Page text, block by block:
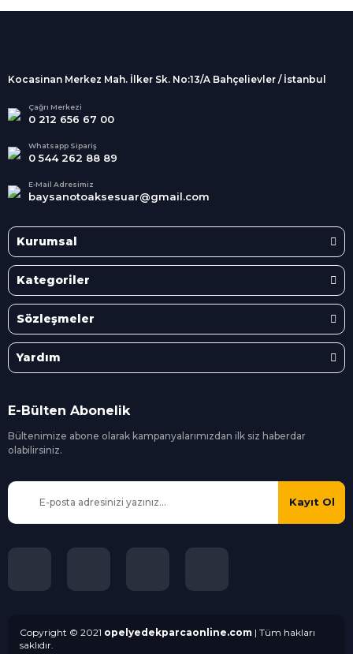
Alışveriş
kargolanmaktadır.
Tüm Kredi Kartlarına taksit
seçenekleri
Kocasinan Merkez Mah. İlker Sk. No:13/A Bahçelievler / İstanbul
Çağrı Merkezi
0 212 656 67 00
Whatsapp Sipariş
0 544 262 88 89
E-Mail Adresimiz
baysanotoaksesuar@gmail.com
Kurumsal
Kategoriler
Sözleşmeler
Yardım
E-Bülten Abonelik
Bültenimize abone olarak kampanyalarımızdan ilk siz haberdar
olabilirsiniz.
Kayıt Ol
Copyright © 2021 opelyedekparcaonline.com | Tüm hakları
saklıdır.